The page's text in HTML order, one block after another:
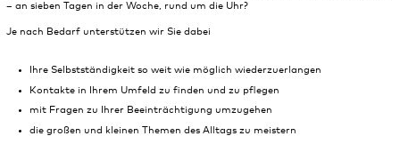
– an sieben Tagen in der Woche, rund um die Uhr?
Je nach Bedarf unterstützen wir Sie dabei
Ihre Selbstständigkeit so weit wie möglich wiederzuerlangen
Kontakte in Ihrem Umfeld zu finden und zu pflegen
mit Fragen zu Ihrer Beeinträchtigung umzugehen
die großen und kleinen Themen des Alltags zu meistern